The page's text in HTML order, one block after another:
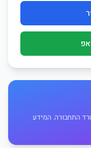
התחבורה. המידע